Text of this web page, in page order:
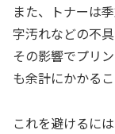
また、トナーは
字汚れなどの不
その影響でプリ
も余計にかかる
これを避けるに